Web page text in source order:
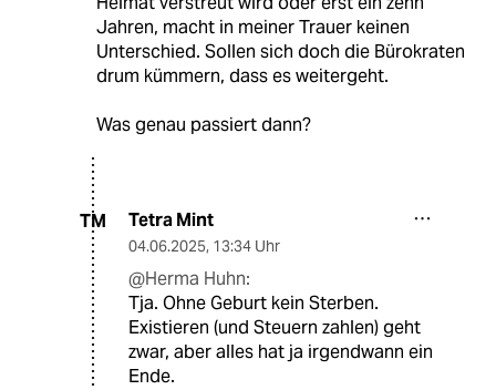
Jahren, macht in meiner Trauer keinen
Unterschied. Sollen sich doch die Bürokraten
drum kümmern, dass es weitergeht.
Was genau passiert dann?
TM Tetra Mint
04.06.2025, 13:34 Uhr
@Herma Huhn:
Tja. Ohne Geburt kein Sterben.
Existieren (und Steuern zahlen) geht
zwar, aber alles hat ja irgendwann ein
Ende.